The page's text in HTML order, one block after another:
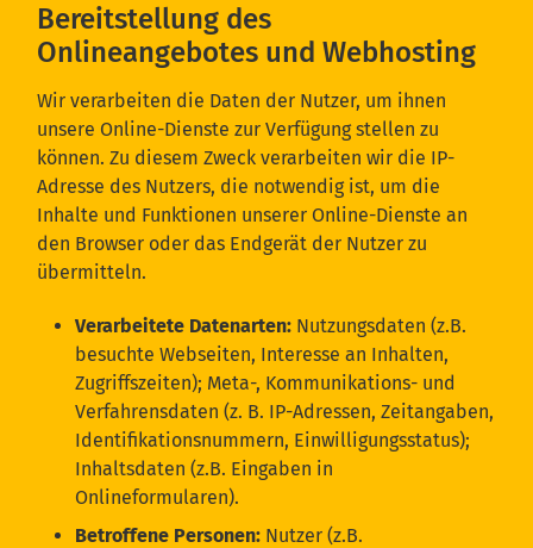
Bereitstellung des
Onlineangebotes und Webhosting
Wir verarbeiten die Daten der Nutzer, um ihnen
unsere Online-Dienste zur Verfügung stellen zu
können. Zu diesem Zweck verarbeiten wir die IP-
Adresse des Nutzers, die notwendig ist, um die
Inhalte und Funktionen unserer Online-Dienste an
den Browser oder das Endgerät der Nutzer zu
übermitteln.
Verarbeitete Datenarten: Nutzungsdaten (z.B.
besuchte Webseiten, Interesse an Inhalten,
Zugriffszeiten); Meta-, Kommunikations- und
Verfahrensdaten (z. B. IP-Adressen, Zeitangaben,
Identifikationsnummern, Einwilligungsstatus);
Inhaltsdaten (z.B. Eingaben in
Onlineformularen).
Betroffene Personen: Nutzer (z.B.